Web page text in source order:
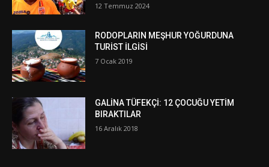
12 Temmuz 2024
RODOPLARIN MEŞHUR YOĞURDUNA
TURİST İLGİSİ
7 Ocak 2019
GALİNA TÜFEKÇİ: 12 ÇOCUĞU YETİM
BIRAKTILAR
16 Aralık 2018